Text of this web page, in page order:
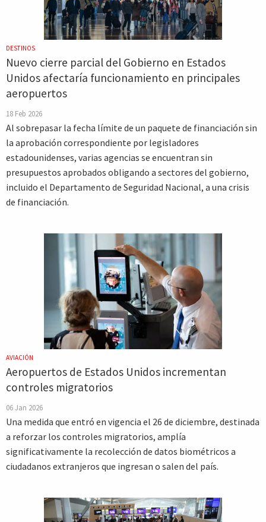
DESTINOS
Nuevo cierre parcial del Gobierno en Estados
Unidos afectaría funcionamiento en principales
aeropuertos
18 Feb 2026
Al sobrepasar la fecha límite de un paquete de financiación sin
la aprobación correspondiente por legisladores
estadounidenses, varias agencias se encuentran sin
presupuestos aprobados obligando a sectores del gobierno,
incluido el Departamento de Seguridad Nacional, a una crisis
de financiación.
AVIACIÓN
Aeropuertos de Estados Unidos incrementan
controles migratorios
06 Jan 2026
Una medida que entró en vigencia el 26 de diciembre, destinada
a reforzar los controles migratorios, amplía
significativamente la recolección de datos biométricos a
ciudadanos extranjeros que ingresan o salen del país.